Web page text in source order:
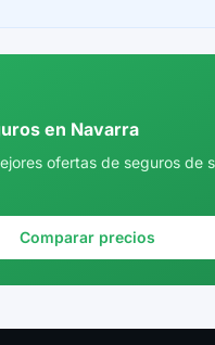
en Navarra
ofertas de seguros de
Comparar precios